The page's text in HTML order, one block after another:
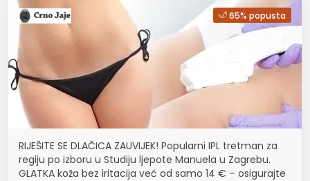
65% popusta
RIJEŠITE SE DLAČICA ZAUVIJEK! Popularni IPL tretman za
regiju po izboru u Studiju ljepote Manuela u Zagrebu.
GLATKA koža bez iritacija već od samo 14 € – osigurajte